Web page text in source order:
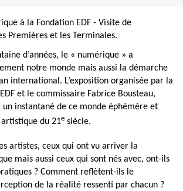
à la Fondation EDF - Visite de
Premières et les Terminales.
d’années, le « numérique » a
notre monde mais aussi la démarche
international. L’exposition organisée par la
et le commissaire Fabrice Bousteau,
un instantané de ce monde éphémère et
du 21e siècle.
artistes, ceux qui ont vu arriver la
mais aussi ceux qui sont nés avec, ont-ils
? Comment reflètent-ils le
de la réalité ressenti par chacun ?